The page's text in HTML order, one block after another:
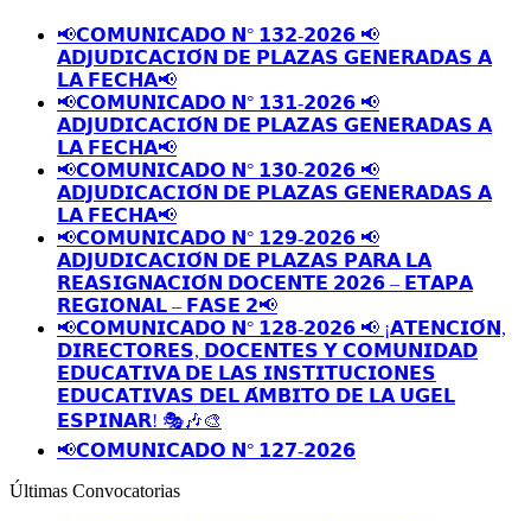
📢𝗖𝗢𝗠𝗨𝗡𝗜𝗖𝗔𝗗𝗢 𝗡° 𝟭𝟯𝟮-𝟮𝟬𝟮𝟲 📢
𝗔𝗗𝗝𝗨𝗗𝗜𝗖𝗔𝗖𝗜𝗢́𝗡 𝗗𝗘 𝗣𝗟𝗔𝗭𝗔𝗦 𝗚𝗘𝗡𝗘𝗥𝗔𝗗𝗔𝗦 𝗔
𝗟𝗔 𝗙𝗘𝗖𝗛𝗔📢
📢𝗖𝗢𝗠𝗨𝗡𝗜𝗖𝗔𝗗𝗢 𝗡° 𝟭𝟯𝟭-𝟮𝟬𝟮𝟲 📢
𝗔𝗗𝗝𝗨𝗗𝗜𝗖𝗔𝗖𝗜𝗢́𝗡 𝗗𝗘 𝗣𝗟𝗔𝗭𝗔𝗦 𝗚𝗘𝗡𝗘𝗥𝗔𝗗𝗔𝗦 𝗔
𝗟𝗔 𝗙𝗘𝗖𝗛𝗔📢
📢𝗖𝗢𝗠𝗨𝗡𝗜𝗖𝗔𝗗𝗢 𝗡° 𝟭𝟯𝟬-𝟮𝟬𝟮𝟲 📢
𝗔𝗗𝗝𝗨𝗗𝗜𝗖𝗔𝗖𝗜𝗢́𝗡 𝗗𝗘 𝗣𝗟𝗔𝗭𝗔𝗦 𝗚𝗘𝗡𝗘𝗥𝗔𝗗𝗔𝗦 𝗔
𝗟𝗔 𝗙𝗘𝗖𝗛𝗔📢
📢𝗖𝗢𝗠𝗨𝗡𝗜𝗖𝗔𝗗𝗢 𝗡° 𝟭𝟮𝟵-𝟮𝟬𝟮𝟲 📢
𝗔𝗗𝗝𝗨𝗗𝗜𝗖𝗔𝗖𝗜𝗢́𝗡 𝗗𝗘 𝗣𝗟𝗔𝗭𝗔𝗦 𝗣𝗔𝗥𝗔 𝗟𝗔
𝗥𝗘𝗔𝗦𝗜𝗚𝗡𝗔𝗖𝗜𝗢́𝗡 𝗗𝗢𝗖𝗘𝗡𝗧𝗘 𝟮𝟬𝟮𝟲 – 𝗘𝗧𝗔𝗣𝗔
𝗥𝗘𝗚𝗜𝗢𝗡𝗔𝗟 – 𝗙𝗔𝗦𝗘 𝟮📢
📢𝗖𝗢𝗠𝗨𝗡𝗜𝗖𝗔𝗗𝗢 𝗡° 𝟭𝟮𝟴-𝟮𝟬𝟮𝟲 📢 ¡𝗔𝗧𝗘𝗡𝗖𝗜𝗢́𝗡,
𝗗𝗜𝗥𝗘𝗖𝗧𝗢𝗥𝗘𝗦, 𝗗𝗢𝗖𝗘𝗡𝗧𝗘𝗦 𝗬 𝗖𝗢𝗠𝗨𝗡𝗜𝗗𝗔𝗗
𝗘𝗗𝗨𝗖𝗔𝗧𝗜𝗩𝗔 𝗗𝗘 𝗟𝗔𝗦 𝗜𝗡𝗦𝗧𝗜𝗧𝗨𝗖𝗜𝗢𝗡𝗘𝗦
𝗘𝗗𝗨𝗖𝗔𝗧𝗜𝗩𝗔𝗦 𝗗𝗘𝗟 𝗔́𝗠𝗕𝗜𝗧𝗢 𝗗𝗘 𝗟𝗔 𝗨𝗚𝗘𝗟
𝗘𝗦𝗣𝗜𝗡𝗔𝗥! 🎭🎶🎨
📢𝗖𝗢𝗠𝗨𝗡𝗜𝗖𝗔𝗗𝗢 𝗡° 𝟭𝟮𝟳-𝟮𝟬𝟮𝟲
Últimas Convocatorias